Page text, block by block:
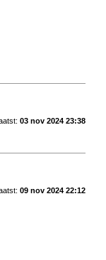
03 nov 2024 23:38
09 nov 2024 22:12